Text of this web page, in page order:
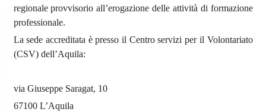
regionale provvisorio all’erogazione delle attività di formazione
professionale.
La sede accreditata è presso il Centro servizi per il Volontariato
(CSV) dell’Aquila:
via Giuseppe Saragat, 10
67100 L’Aquila